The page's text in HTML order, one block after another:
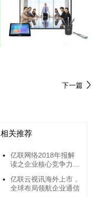
下一篇
相关推荐
亿联网络2018年报解
读之企业核心竞争力分
亿联云视讯海外上市，
全球布局领航企业通信